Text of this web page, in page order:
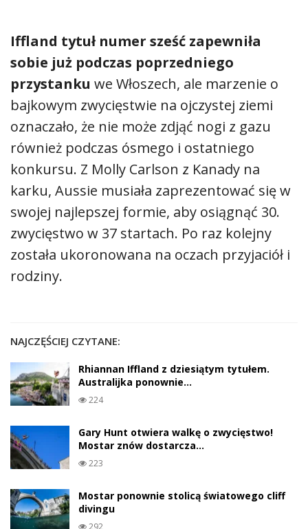
Iffland tytuł numer sześć zapewniła
sobie już podczas poprzedniego
przystanku we Włoszech, ale marzenie o
bajkowym zwycięstwie na ojczystej ziemi
oznaczało, że nie może zdjąć nogi z gazu
również podczas ósmego i ostatniego
konkursu. Z Molly Carlson z Kanady na
karku, Aussie musiała zaprezentować się w
swojej najlepszej formie, aby osiągnąć 30.
zwycięstwo w 37 startach. Po raz kolejny
została ukoronowana na oczach przyjaciół i
rodziny.
NAJCZĘŚCIEJ CZYTANE:
Rhiannan Iffland z dziesiątym tytułem.
Australijka ponownie…
224
Gary Hunt otwiera walkę o zwycięstwo!
Mostar znów dostarcza…
223
Mostar ponownie stolicą światowego cliff
divingu
292